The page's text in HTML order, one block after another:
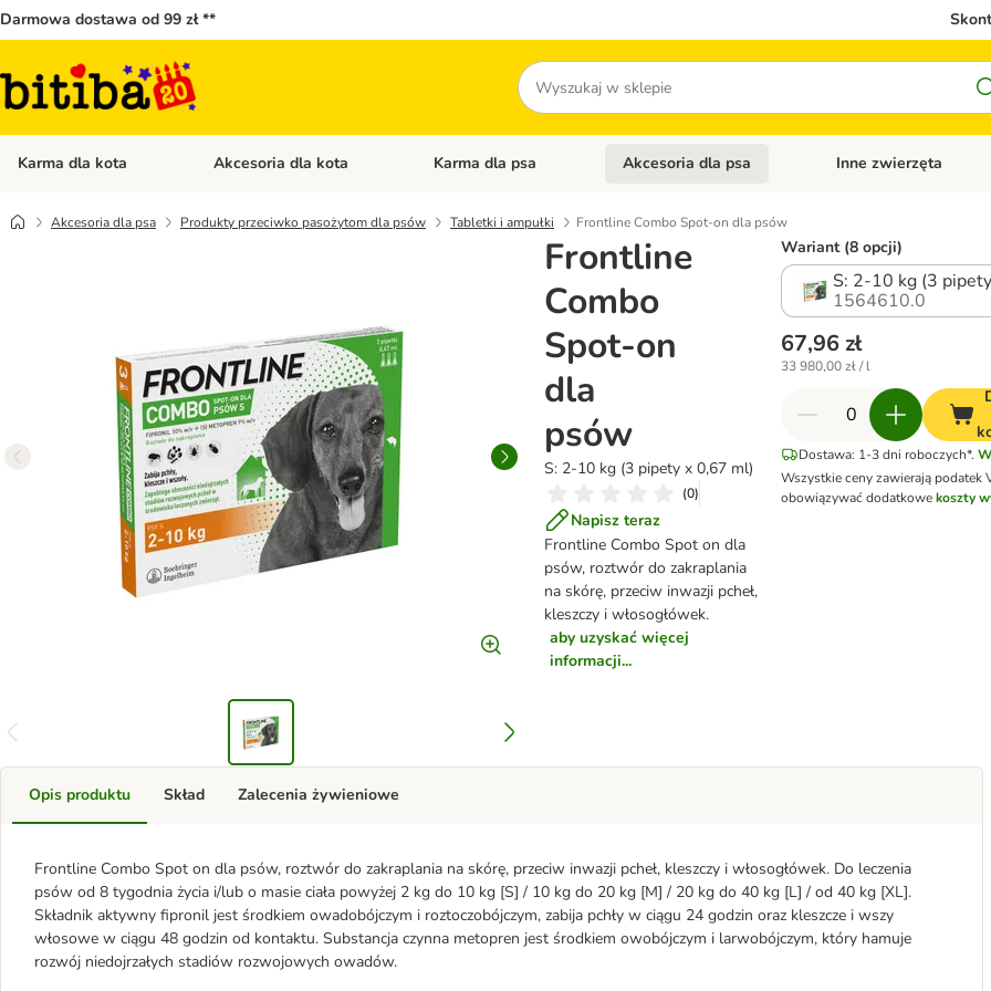
Darmowa dostawa od 99 zł **
Szukaj
Karma dla kota Otwórz menu kategorii: Karma dla kota
Akcesoria dla kota Otwórz menu kategorii: Akcesoria dla kota
Karma dla psa Otwórz menu kategorii: Karma dla psa
Akcesoria dla psa Otwórz menu kategorii:
Inne zwierzęta
Akcesoria dla psa Produkty przeciwko pasożytom dla psów Tabletki i ampułki Frontline Combo Spot-on dla psów
Frontline
Combo
Spot-on
dla
psów
S: 2-10 kg (3 pipety x 0,67 ml)
(0)
Napisz teraz
Frontline Combo Spot on dla
psów, roztwór do zakraplania
na skórę, przeciw inwazji pcheł,
kleszczy i włosogłówek.
aby uzyskać więcej
informacji...
Wariant (8 opcji)
S: 2-10 kg (3
1564610.0
67,96 zł
33 980,00 zł / l
Dostawa: 1-3 dni roboczych*.
Wszystkie ceny zawierają podatek
obowiązywać dodatkowekoszty
Opis produktu
Frontline Combo Spot on dla psów, roztwór do zakraplania na skórę, przeciw inwazji pcheł, kleszczy i włosogłówek. Do leczenia
psów od 8 tygodnia życia i/lub o masie ciała powyżej 2 kg do 10 kg [S] / 10 kg do 20 kg [M] / 20 kg do 40 kg [L] / od 40 kg [XL].
Składnik aktywny fipronil jest środkiem owadobójczym i roztoczobójczym, zabija pchły w ciągu 24 godzin oraz kleszcze i wszy
włosowe w ciągu 48 godzin od kontaktu. Substancja czynna metopren jest środkiem owobójczym i larwobójczym, który hamuje
rozwój niedojrzałych stadiów rozwojowych owadów.
Skład Zalecenia żywieniowe